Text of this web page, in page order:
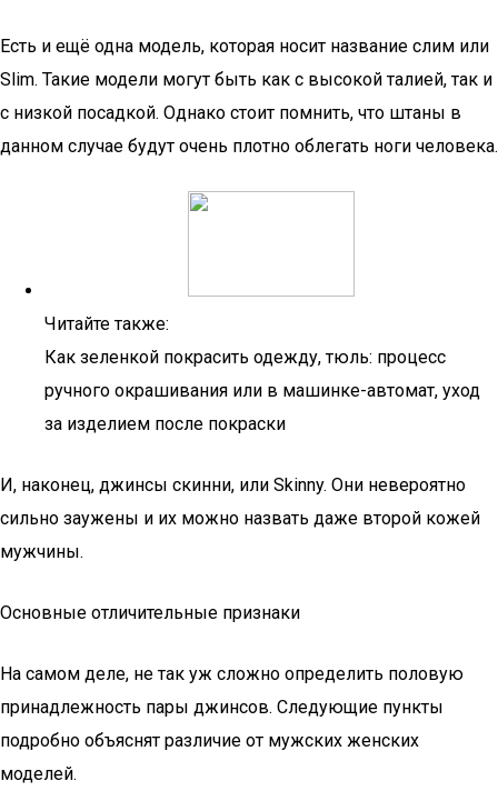
Есть и ещё одна модель, которая носит название слим или
Slim. Такие модели могут быть как с высокой талией, так и
с низкой посадкой. Однако стоит помнить, что штаны в
данном случае будут очень плотно облегать ноги человека.
Читайте также:
Как зеленкой покрасить одежду, тюль: процесс
ручного окрашивания или в машинке-автомат, уход
за изделием после покраски
И, наконец, джинсы скинни, или Skinny. Они невероятно
сильно заужены и их можно назвать даже второй кожей
мужчины.
Основные отличительные признаки
На самом деле, не так уж сложно определить половую
принадлежность пары джинсов. Следующие пункты
подробно объяснят различие от мужских женских
моделей.